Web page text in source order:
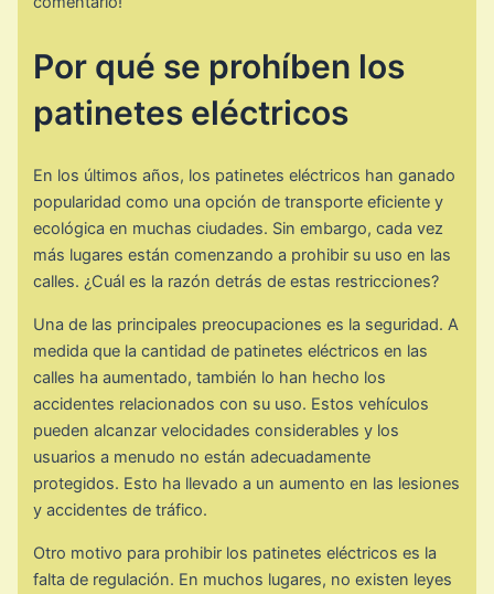
Por qué se prohíben los
patinetes eléctricos
En los últimos años, los patinetes eléctricos han ganado
popularidad como una opción de transporte eficiente y
ecológica en muchas ciudades. Sin embargo, cada vez
más lugares están comenzando a prohibir su uso en las
calles. ¿Cuál es la razón detrás de estas restricciones?
Una de las principales preocupaciones es la seguridad. A
medida que la cantidad de patinetes eléctricos en las
calles ha aumentado, también lo han hecho los
accidentes relacionados con su uso. Estos vehículos
pueden alcanzar velocidades considerables y los
usuarios a menudo no están adecuadamente
protegidos. Esto ha llevado a un aumento en las lesiones
y accidentes de tráfico.
Otro motivo para prohibir los patinetes eléctricos es la
falta de regulación. En muchos lugares, no existen leyes